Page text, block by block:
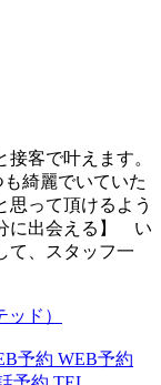
客で叶えます。
綺麗でいていた
思って頂けるよう
に出会える】 い
て、スタッフ一
WEB予約